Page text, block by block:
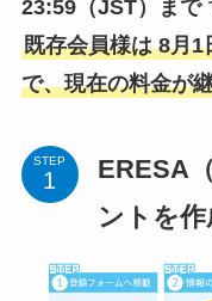
23:59（JST）まで
既存会員様は 8月1
で、現在の料金が
STEP
ERESA
ントを作